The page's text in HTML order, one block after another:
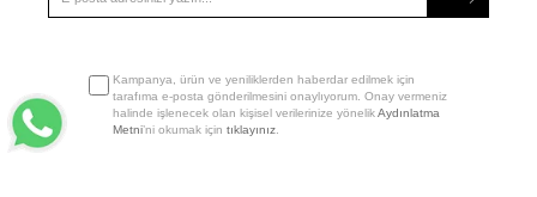
Kampanya, ürün ve yeniliklerden haberdar edilmek için
tarafıma e-posta gönderilmesini onaylıyorum. Onay vermeniz
halinde işlenecek olan kişisel verilerinize yönelikAydınlatma
Metni’ni okumak için tıklayınız.